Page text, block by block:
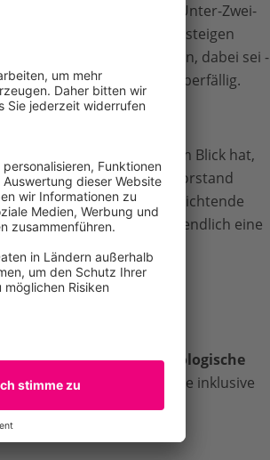
wenn sie das Unter-Zwei-
der Stromerzeugung aussteigen
werde nicht angegangen, dabei sei -
Wende für Deutschland überfällig.
nur den Klimaschutz im Blick hat,
umfasst“, fordert WWF-Vorstand
alle Ministerien auf verpflichtende
Damit wäre dann auch endlich eine
könnte aufhören.“
auf das Konzept desÖkologische
alle Ressourcenbedürfnisse inklusive